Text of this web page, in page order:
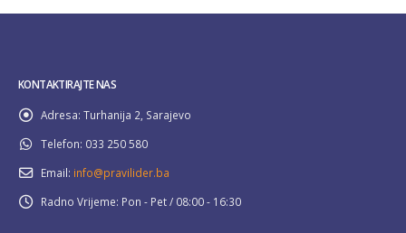
KONTAKTIRAJTE NAS
Adresa: Turhanija 2, Sarajevo
Telefon: 033 250 580
Email: info@pravilider.ba
Radno Vrijeme: Pon - Pet / 08:00 - 16:30